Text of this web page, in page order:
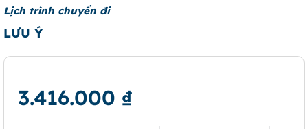
Lịch trình chuyến đi
LƯU Ý
3.416.000 ₫